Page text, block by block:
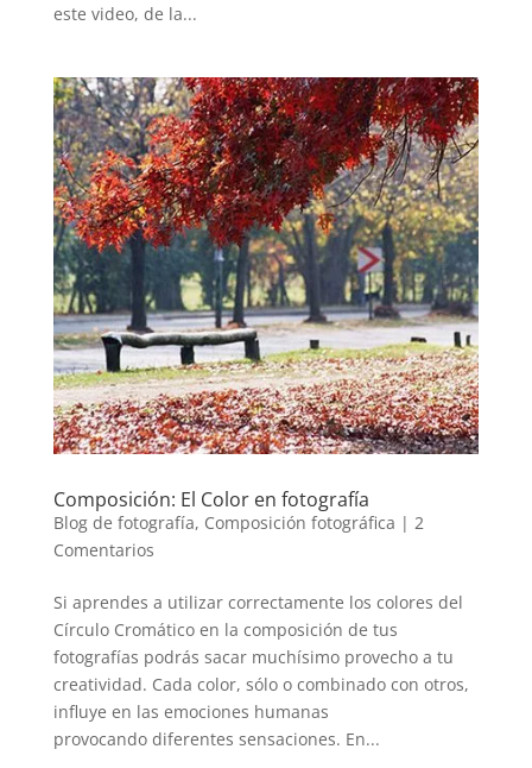
este video, de la...
Composición: El Color en fotografía
Blog de fotografía, Composición fotográfica | 2
Comentarios
Si aprendes a utilizar correctamente los colores del
Círculo Cromático en la composición de tus
fotografías podrás sacar muchísimo provecho a tu
creatividad. Cada color, sólo o combinado con otros,
influye en las emociones humanas
provocando diferentes sensaciones. En...